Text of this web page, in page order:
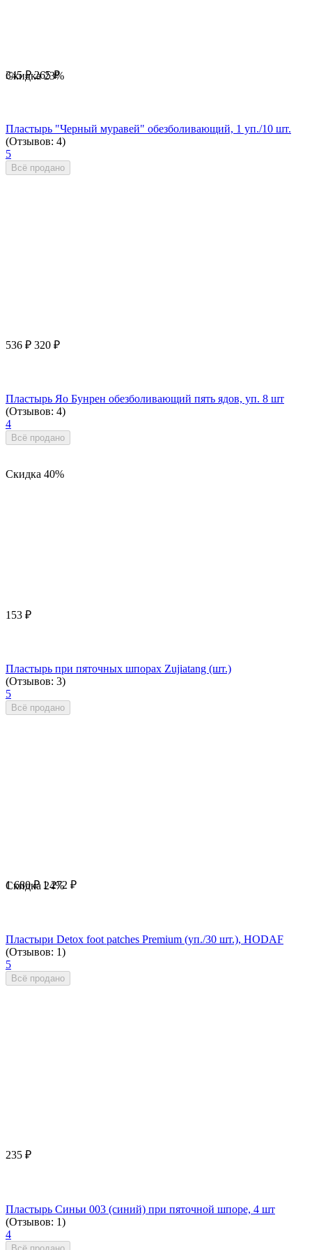
Скидка23%
345 ₽ 265 ₽
Пластырь "Черный муравей" обезболивающий, 1 уп./10 шт.
(Отзывов: 4)
5
Всё продано
Скидка 40%
536 ₽ 320 ₽
Пластырь Яо Бунрен обезболивающий пять ядов, уп. 8 шт
(Отзывов: 4)
4
Всё продано
153 ₽
Пластырь при пяточных шпорах Zujiatang (шт.)
(Отзывов: 3)
5
Всё продано
Скидка24%
1 680 ₽ 1 272 ₽
Пластыри Detox foot patches Premium (уп./30 шт.), HODAF
(Отзывов: 1)
5
Всё продано
235 ₽
Пластырь Синьи 003 (синий) при пяточной шпоре, 4 шт
(Отзывов: 1)
4